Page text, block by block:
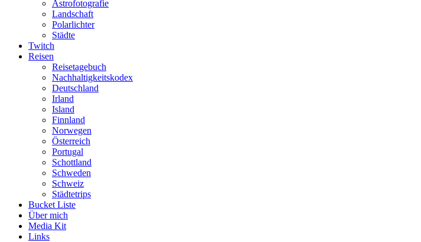
Astrofotografie
Landschaft
Polarlichter
Städte
Twitch
Reisen
Reisetagebuch
Nachhaltigkeitskodex
Deutschland
Irland
Island
Finnland
Norwegen
Österreich
Portugal
Schottland
Schweden
Schweiz
Städtetrips
Bucket Liste
Über mich
Media Kit
Links